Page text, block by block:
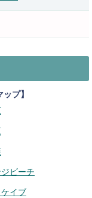
ップ】
ビーチ
イブ